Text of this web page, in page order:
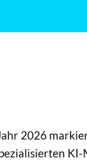
2026